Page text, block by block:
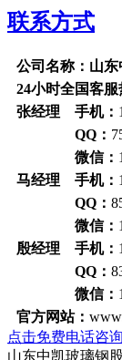
联系方式
公司名称：山东
24小时全国客服
张经理 手机：
QQ：
微信：
马经理 手机：
QQ：
微信：
殷经理 手机：
QQ：
微信：
官方网站：
点击免费电话咨
山东中凯玻璃钢